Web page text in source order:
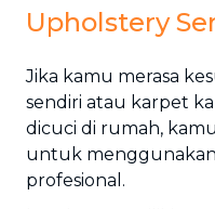
Upholstery
Jika kamu merasa
sendiri atau karpet
dicuci di rumah,
untuk
profesional.